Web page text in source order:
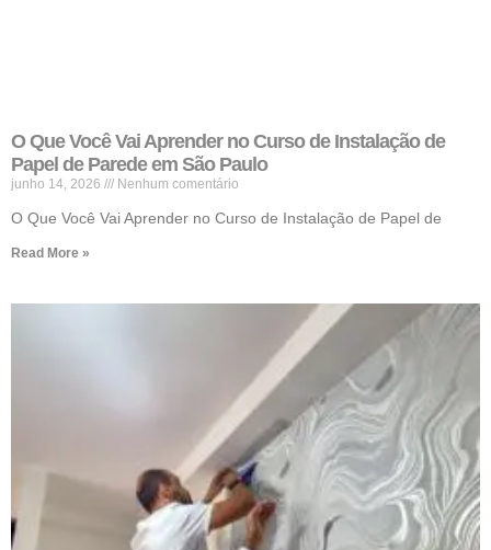
O Que Você Vai Aprender no Curso de Instalação de
Papel de Parede em São Paulo
junho 14, 2026 Nenhum comentário
O Que Você Vai Aprender no Curso de Instalação de Papel de
Read More »